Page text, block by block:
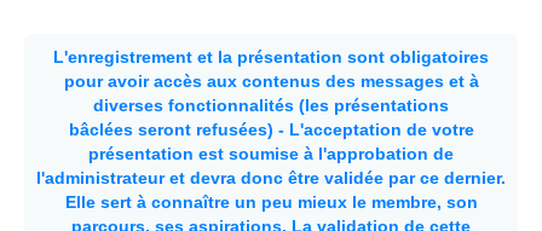
L'enregistrement et la présentation sont obligatoires
pour avoir accès aux contenus des messages et à
diverses fonctionnalités (les présentations
bâclées seront refusées) - L'acceptation de votre
présentation est soumise à l'approbation de
l'administrateur et devra donc être validée par ce dernier.
Elle sert à connaître un peu mieux le membre, son
parcours, ses aspirations. La validation de cette